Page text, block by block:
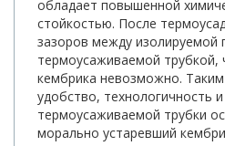
обладает повышенной
стойкостью. После
зазоров между изолируемой
термоусаживаемой трубкой,
кембрика невозможно.
удобство, технологичность
термоусаживаемой трубки
морально устаревший